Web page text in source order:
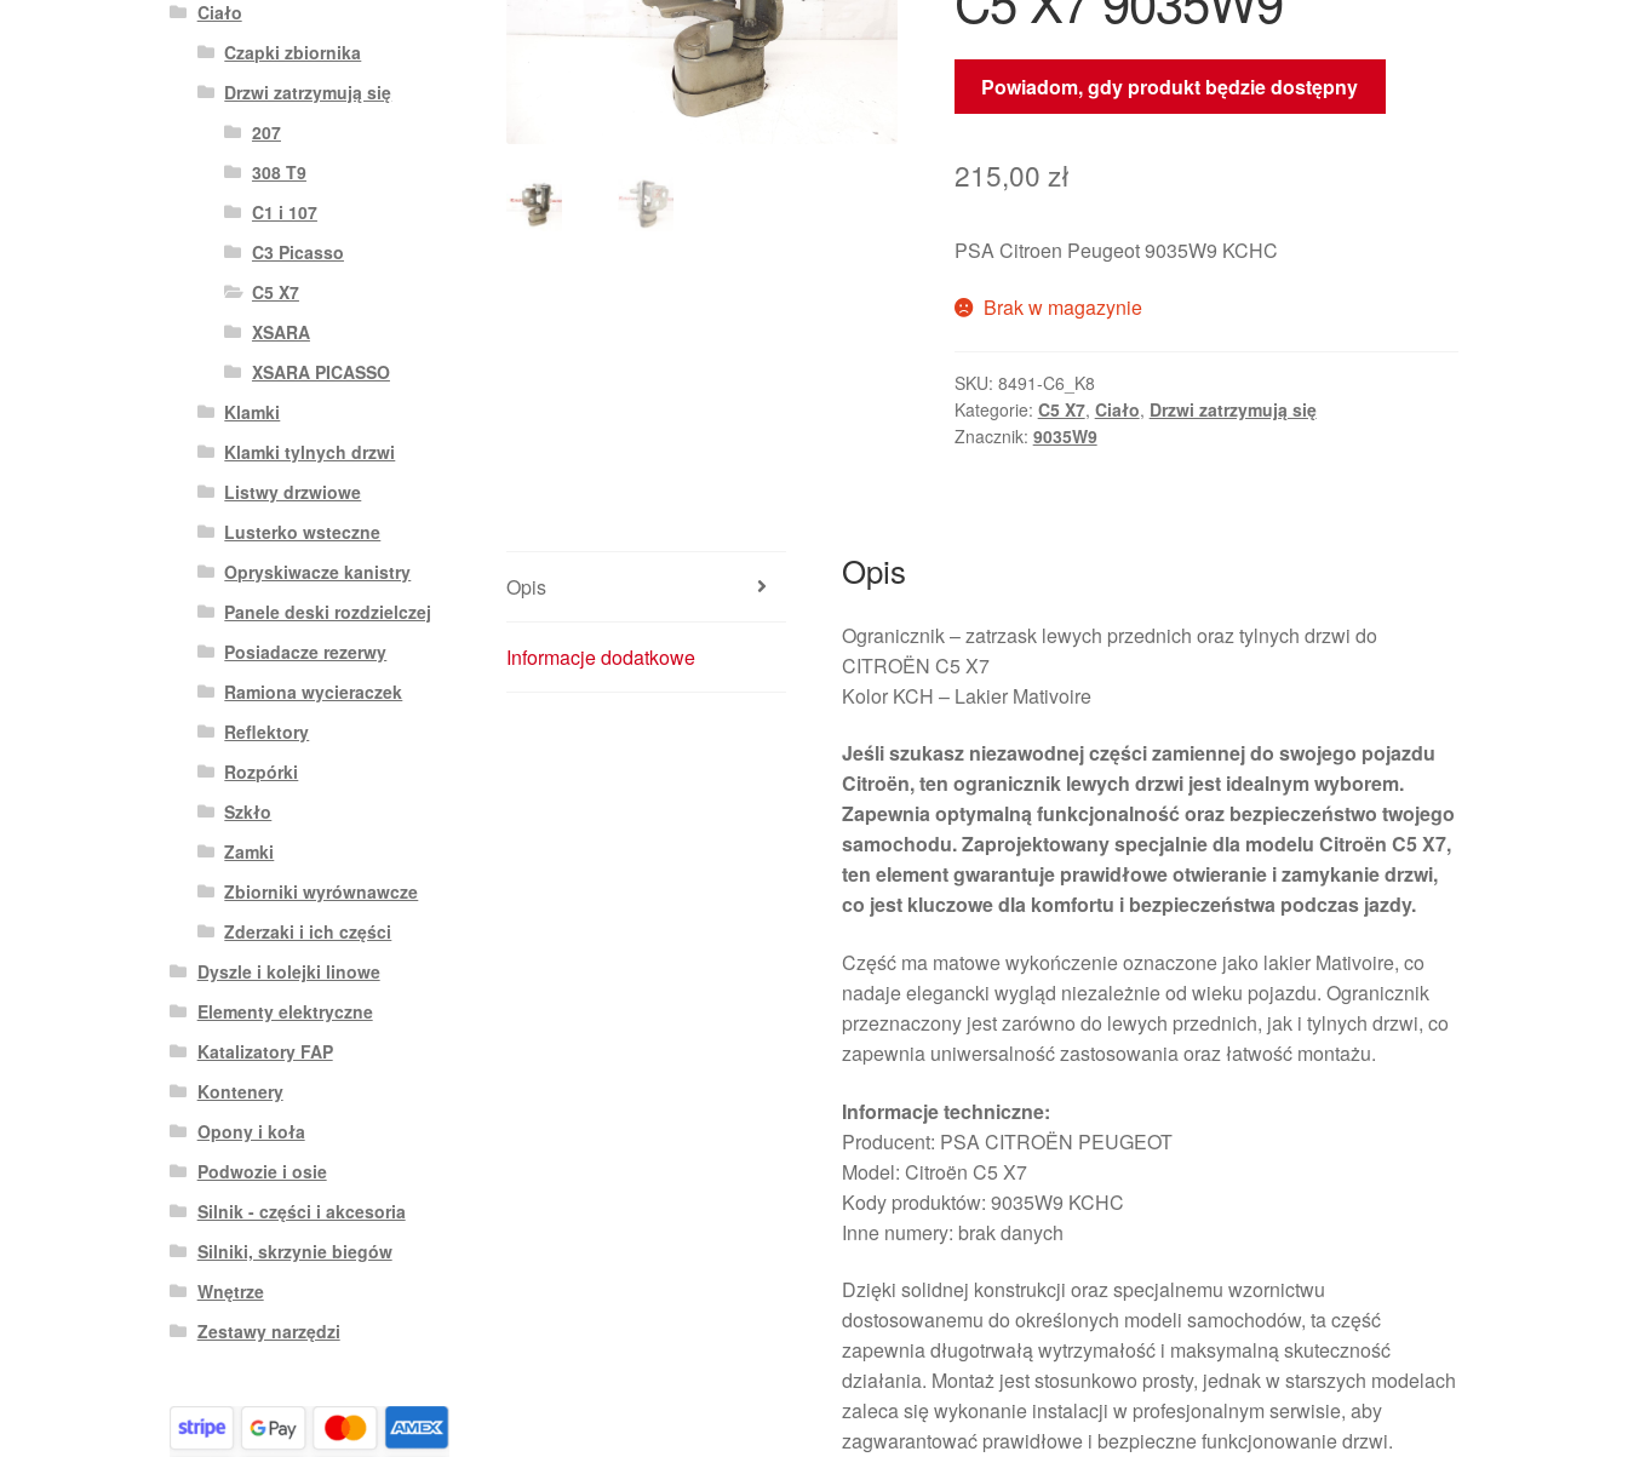
Powiadom, gdy produkt będzie dostępny
215,00 zł
PSA Citroen Peugeot 9035W9 KCHC
Brak w magazynie
SKU: 8491-C6_K8
Kategorie: C5 X7, Ciało, Drzwi zatrzymują się
Znacznik: 9035W9
Opis
Informacje dodatkowe
Opis
Ogranicznik – zatrzask lewych przednich oraz tylnych drzwi do
CITROËN C5 X7
Kolor KCH – Lakier Mativoire
Jeśli szukasz niezawodnej części zamiennej do swojego pojazdu
Citroën, ten ogranicznik lewych drzwi jest idealnym wyborem.
Zapewnia optymalną funkcjonalność oraz bezpieczeństwo twojego
samochodu. Zaprojektowany specjalnie dla modelu Citroën C5 X7,
ten element gwarantuje prawidłowe otwieranie i zamykanie drzwi,
co jest kluczowe dla komfortu i bezpieczeństwa podczas jazdy.
Część ma matowe wykończenie oznaczone jako lakier Mativoire, co
nadaje elegancki wygląd niezależnie od wieku pojazdu. Ogranicznik
przeznaczony jest zarówno do lewych przednich, jak i tylnych drzwi, co
zapewnia uniwersalność zastosowania oraz łatwość montażu.
Informacje techniczne:
Producent: PSA CITROËN PEUGEOT
Model: Citroën C5 X7
Kody produktów: 9035W9 KCHC
Inne numery: brak danych
Dzięki solidnej konstrukcji oraz specjalnemu wzornictwu
dostosowanemu do określonych modeli samochodów, ta część
zapewnia długotrwałą wytrzymałość i maksymalną skuteczność
działania. Montaż jest stosunkowo prosty, jednak w starszych modelach
zaleca się wykonanie instalacji w profesjonalnym serwisie, aby
zagwarantować prawidłowe i bezpieczne funkcjonowanie drzwi.
Ciało
Czapki zbiornika
Drzwi zatrzymują się
207
308 T9
C1 i 107
C3 Picasso
C5 X7
XSARA
XSARA PICASSO
Klamki
Klamki tylnych drzwi
Listwy drzwiowe
Lusterko wsteczne
Opryskiwacze kanistry
Panele deski rozdzielczej
Posiadacze rezerwy
Ramiona wycieraczek
Reflektory
Rozpórki
Szkło
Zamki
Zbiorniki wyrównawcze
Zderzaki i ich części
Dyszle i kolejki linowe
Elementy elektryczne
Katalizatory FAP
Kontenery
Opony i koła
Podwozie i osie
Silnik - części i akcesoria
Silniki, skrzynie biegów
Wnętrze
Zestawy narzędzi